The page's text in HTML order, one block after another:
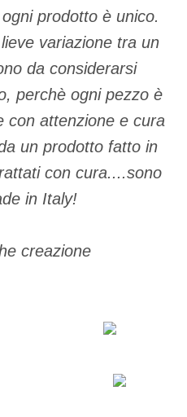
prodotto è unico.
variazione tra un
da considerarsi
perchè ogni pezzo è
con attenzione e cura
un prodotto fatto in
con cura....sono
in Italy!
creazione